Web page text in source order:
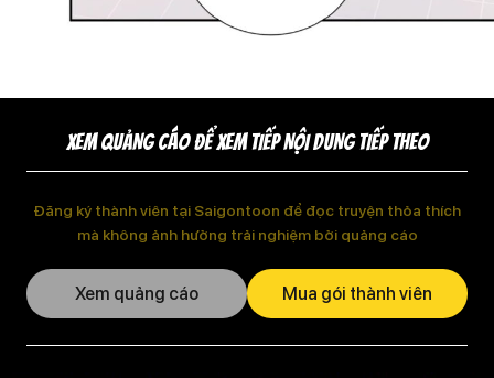
XEM QUẢNG CÁO ĐỂ XEM TIẾP NỘI DUNG TIẾP THEO
Đăng ký thành viên tại Saigontoon để đọc truyện thỏa thích
mà không ảnh hưởng trải nghiệm bởi quảng cáo
Xem quảng cáo Mua gói thành viên